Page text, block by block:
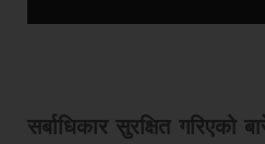
सर्बाधिकार सुरक्षित गरिएको